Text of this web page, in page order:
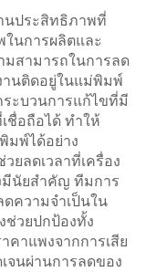
นประสิทธิภาพที่
ในการผลิตและ
สามารถในการลด
านติดอยู่ในแม่พิมพ์
ะบวนการแก้ไขที่มี
ชื่อถือได้ ทำให้
มพ์ได้อย่าง
ยลดเวลาที่เครื่อง
มีนัยสำคัญ ทีมการ
ความจำเป็นใน
ช่วยปกป้องทั้ง
าแพงจากการเสีย
จนผ่านการลดของ